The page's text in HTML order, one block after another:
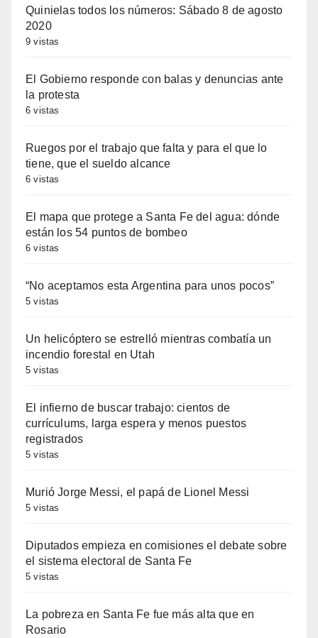
Quinielas todos los números: Sábado 8 de agosto
2020
9 vistas
El Gobierno responde con balas y denuncias ante
la protesta
6 vistas
Ruegos por el trabajo que falta y para el que lo
tiene, que el sueldo alcance
6 vistas
El mapa que protege a Santa Fe del agua: dónde
están los 54 puntos de bombeo
6 vistas
“No aceptamos esta Argentina para unos pocos”
5 vistas
Un helicóptero se estrelló mientras combatía un
incendio forestal en Utah
5 vistas
El infierno de buscar trabajo: cientos de
currículums, larga espera y menos puestos
registrados
5 vistas
Murió Jorge Messi, el papá de Lionel Messi
5 vistas
Diputados empieza en comisiones el debate sobre
el sistema electoral de Santa Fe
5 vistas
La pobreza en Santa Fe fue más alta que en
Rosario